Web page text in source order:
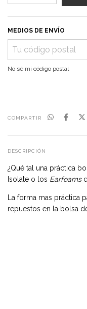
MEDIOS DE ENVÍO
No sé mi código postal
COMPARTIR
DESCRIPCIÓN
¿Qué tal una práctica
Isolate o los Earfoams
La forma mas práctica
repuestos en la bolsa